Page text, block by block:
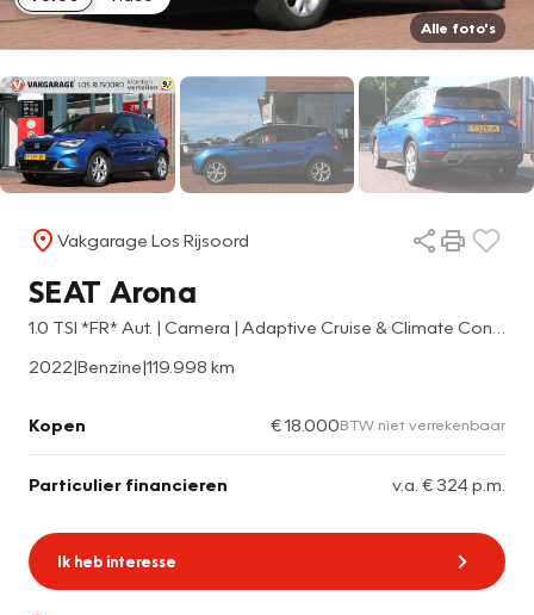
Alle foto's
Vakgarage Los Rijsoord
SEAT Arona
2022|Benzine|119.998 km
Kopen € 18.000BTW niet verrekenbaar
Particulier financieren v.a. € 324 p.m.
Ik heb interesse